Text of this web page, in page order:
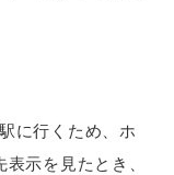
に行くため、ホ
示を見たとき、